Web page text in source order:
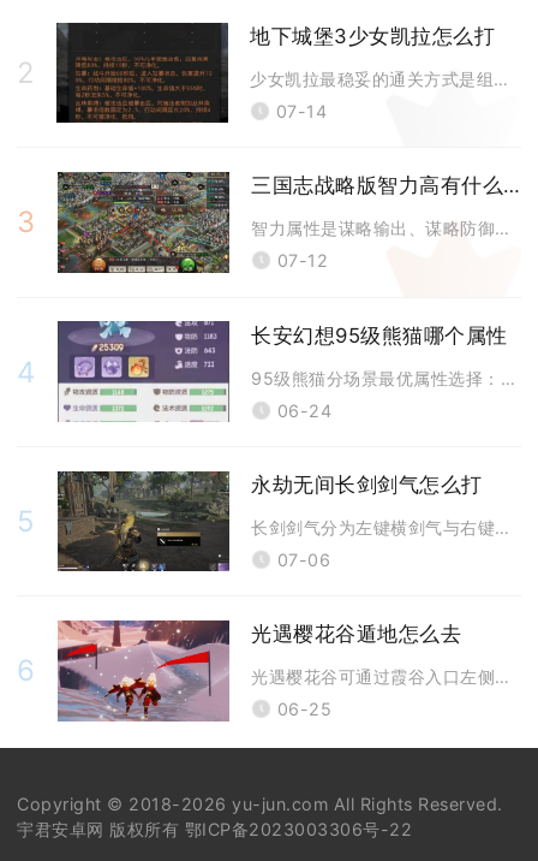
2
地下城堡3少女凯拉怎么打
少女凯拉最稳妥的通关方式是组建物理刮痧续航队，依靠持续群奶抵消全体神圣
07-14
3
三国志战略版智力高有什么用
智力属性是谋略输出、谋略防御、治疗续航、控制战法效果的核心载体，高智力
07-12
4
长安幻想95级熊猫哪个属性
95级熊猫分场景最优属性选择：日常刷图选火属性，连击爆发输出选风属性，
06-24
5
永劫无间长剑剑气怎么打
长剑剑气分为左键横剑气与右键纵剑气两类，熟练区分两种剑气释放逻辑、拉扯
07-06
6
光遇樱花谷遁地怎么去
光遇樱花谷可通过霞谷入口左侧石阶斜坡遁地直达谷内腹地，无需走完滑冰场与
06-25
Copyright © 2018-2026 yu-jun.com All Rights Reserved.
宇君安卓网 版权所有 鄂ICP备2023003306号-22